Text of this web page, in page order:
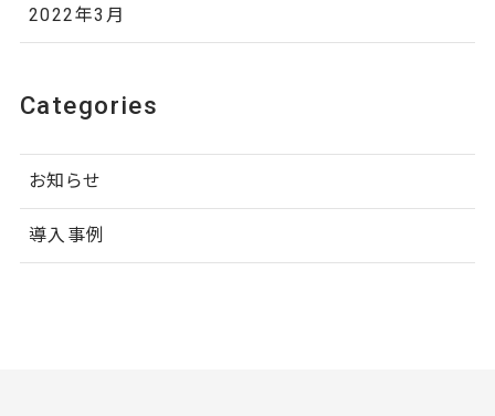
2022年3月
Categories
お知らせ
導入事例